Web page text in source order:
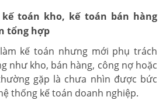
toán kho, kế toán bán hàng
tổng hợp
kế toán nhưng mới phụ trách
như kho, bán hàng, công nợ hoặc
gặp là chưa nhìn được bức
thống kế toán doanh nghiệp.